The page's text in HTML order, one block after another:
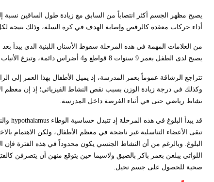
يصبح مظهر الجسم أكثر انتصاباً من السابق مع زيادة طول الساقين نسبة
أداء حركات معقدة كالرقص وإصابة الهدف في كرة السلة، وذلك نتيجة
يصبح لدى الطفل بعمر 9 سنوات 8 قواطع و4 أضراس دائمة، وتبزغ الأنياب الدائمة مابين عمر 9-12 سنة والضواحك الدائمة مابين عمر 10و13 سنة.
تتراجع الرشاقة عموماً بعمر المدرسة، إذ يميل الأطفال بهذا العمر
وكذلك في درجة زيادة الوزن بسبب نقص النشاط الفيزيائي؛ إذ إن
نشاط رياضي حتى في أثناء الفرصة داخل المدرسة.
قد يبدأ البلوغ في هذه المرحلة إذ تتبدل حساسية الوطاء hypothalamus
تبقى الأعضاء التناسلية غير ناضجة في معظم الأطفال، ولكن الاهتمام
البلوغ. وبالرغم من أن النشاط الجنسي يكون محدوداً في هذه الفترة
اللواتي يبلغن بعمر باكر بالضيق ولاسيما حين يتوقع منهن أن يتصرفن
صحية للحصول على جسم نحيل.